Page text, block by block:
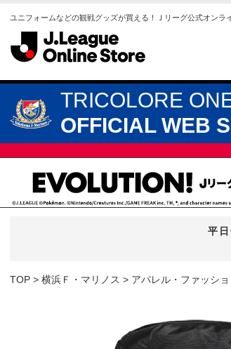
ユニフォームなどの観戦グッズが買える！Ｊリーグ公式オンラ
TRICOLORE
OFFICIAL WEB
平
TOP 横浜Ｆ・マリノス アパレル・ファッシ